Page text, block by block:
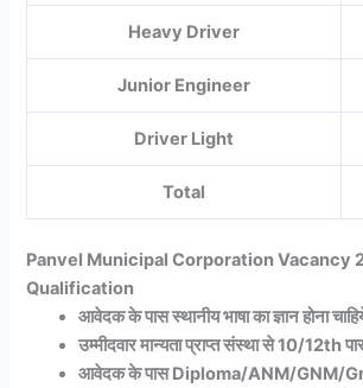
Heavy Driver
Junior Engineer
Driver Light
Total
Panvel Municipal Corporation Vacancy
Qualification
आवेदक के पास स्थानीय भाषा का ज्ञान होना
उम्मीदवार मान्यता प्राप्त संस्था से 10/12th
आवेदक के पास Diploma/ANM/GNM/